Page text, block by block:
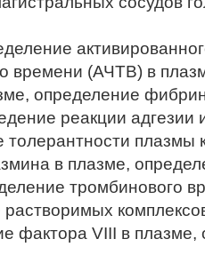
времени (АЧТВ) в
определение
реакции адгезии
толерантности плазмы
в плазме,
тромбинового
растворимых
фактора VIII в плазме,